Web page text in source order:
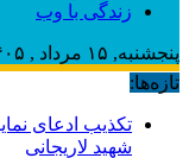
زندگی با وب
پنجشنبه, ۱۵ مرداد , ۱۴۰۵ برابر با - Thursday, 6 August , 2026
تازه‌ها:
تکذیب ادعای
شهید لاریجانی